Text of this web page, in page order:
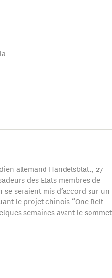
allemand Handelsblatt, 27
des Etats membres de
se seraient mis d’accord sur un
le projet chinois “One Belt
semaines avant le sommet